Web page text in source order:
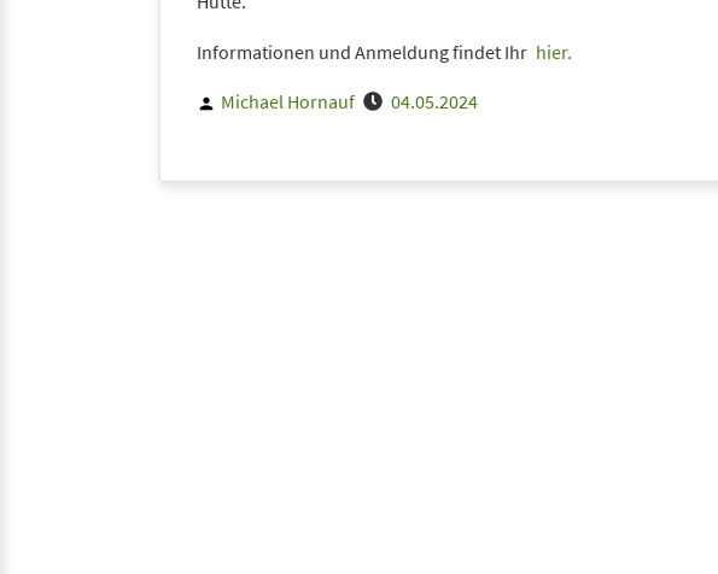
Informationen und Anmeldung findet Ihr hier.
Posted
Michael Hornauf 04.05.2024